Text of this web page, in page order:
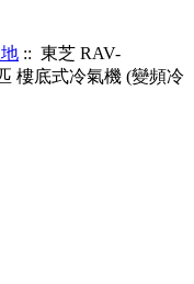
:: 東芝 RAV-
樓底式冷氣機 (變頻冷